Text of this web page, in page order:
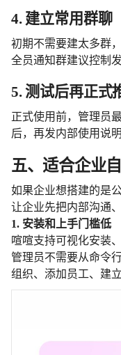
4. 建立常用群聊
初期不需要建太多群
全员通知群建议控制
5. 测试后再正式
正式使用前，管理员
后，再发内部使用说明
五、适合企业
如果企业想搭建的是
让企业先把内部沟通
1. 安装和上手门槛低
喧喧支持可视化安装
管理员不需要从命令
组织、添加员工、建立